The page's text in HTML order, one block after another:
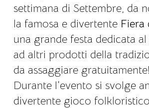
settimana di Settembre, da
la famosa e divertente Fiera
una grande festa dedicata
ad altri prodotti della
da assaggiare gratuitamente!
Durante l’evento si svolge
divertente gioco